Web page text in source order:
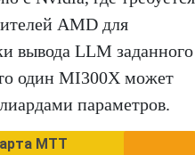
AMD для
вывода LLM заданного
один MI300X может
параметров.
MTT